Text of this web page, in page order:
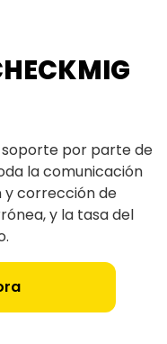
por parte de
la comunicación
y corrección de
y la tasa del